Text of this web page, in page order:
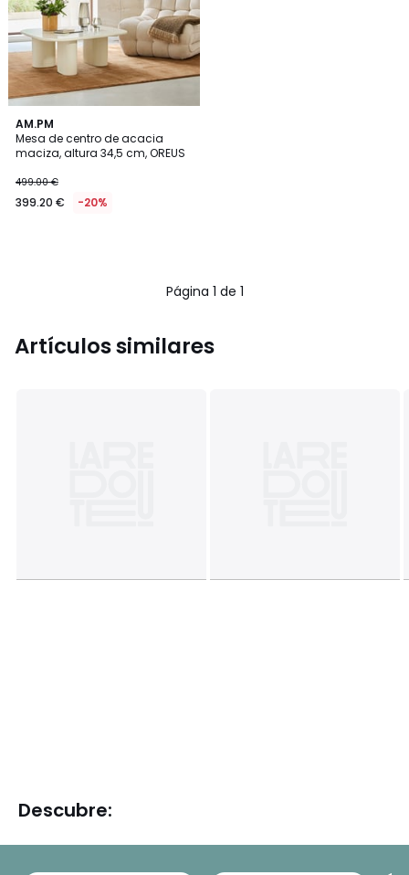
AM.PM
Mesa de centro de acacia
maciza, altura 34,5 cm, OREUS
499.00 €
399.20 € -20%
Página 1 de 1
Artículos similares
Descubre: